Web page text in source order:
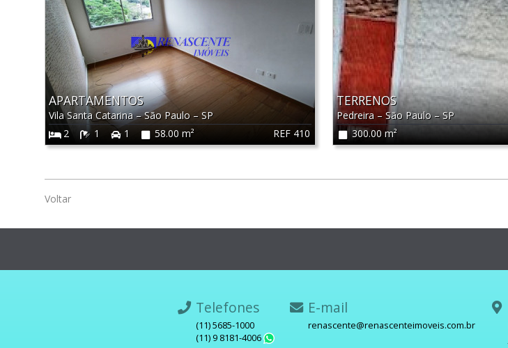
REF 410
APARTAMENTOS
Vila Santa Catarina–São Paulo – SP
2
1 1 58.00 m²
TERRENOS
Pedreira–São Paulo–SP
300.00 m²
Voltar
Telefones
(11) 5685-1000
(11) 9 8181-4006
E-mail
renascente@renascenteimoveis.com.br